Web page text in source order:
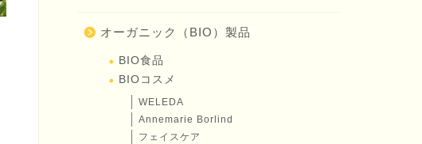
オーガニック（BIO）製品
BIO食品
BIOコスメ
WELEDA
Annemarie Borlind
フェイスケア